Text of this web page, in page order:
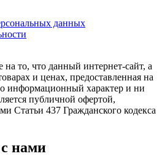
данных
то, что данный интернет-сайт, а
и ценах, предоставленная на
информационный характер и ни
публичной офертой,
Статьи 437 Гражданского кодекса
нами